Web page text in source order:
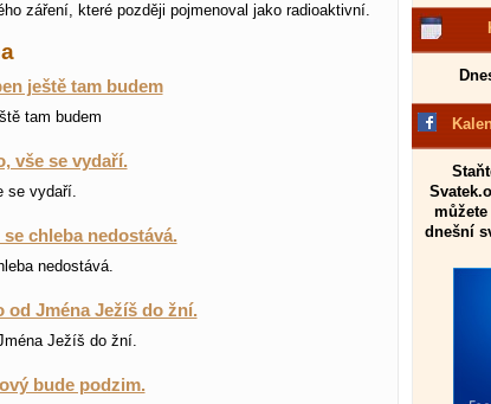
záření, které později pojmenoval jako radioaktivní.
ještě tam budem
tam budem
vše se vydaří.
se vydaří.
chleba nedostává.
nedostává.
od Jména Ježíš do žní.
Ježíš do žní.
bude podzim.
dnešní